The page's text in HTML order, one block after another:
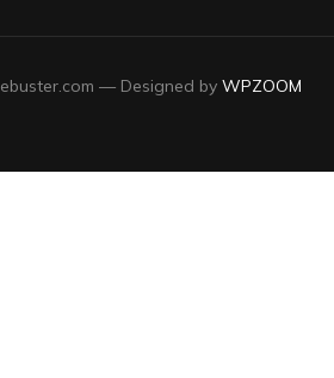
— Designed by WPZOOM